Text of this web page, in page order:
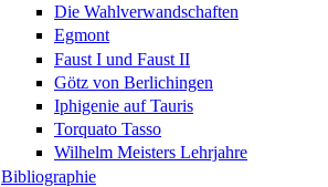
Die Wahlverwandschaften
Egmont
Faust I und Faust II
Götz von Berlichingen
Iphigenie auf Tauris
Torquato Tasso
Wilhelm Meisters Lehrjahre
Bibliographie